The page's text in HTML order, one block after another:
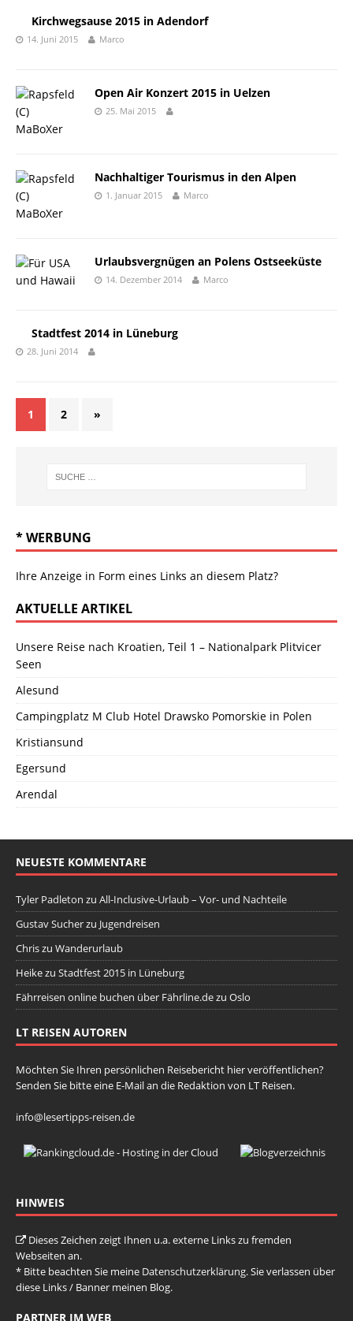
Kirchwegsause 2015 in Adendorf
14. Juni 2015 Marco
Open Air Konzert 2015 in Uelzen
25. Mai 2015
Nachhaltiger Tourismus in den Alpen
1. Januar 2015 Marco
Urlaubsvergnügen an Polens Ostseeküste
14. Dezember 2014 Marco
Stadtfest 2014 in Lüneburg
28. Juni 2014
1 2 »
* WERBUNG
Ihre Anzeige in Form eines Links an diesem Platz?
AKTUELLE ARTIKEL
Unsere Reise nach Kroatien, Teil 1 – Nationalpark Plitvicer
Seen
Alesund
Campingplatz M Club Hotel Drawsko Pomorskie in Polen
Kristiansund
Egersund
Arendal
NEUESTE KOMMENTARE
Tyler Padleton zu All-Inclusive-Urlaub – Vor- und Nachteile
Gustav Sucherzu Jugendreisen
Chriszu Wanderurlaub
Heikezu Stadtfest 2015 in Lüneburg
Fährreisen online buchen über Fährline.dezu Oslo
LT REISEN AUTOREN
Möchten Sie Ihren persönlichen Reisebericht hier veröffentlichen?
Senden Sie bitte eine E-Mail an die Redaktion von LT Reisen.
info@lesertipps-reisen.de
HINWEIS
Dieses Zeichen zeigt Ihnen u.a. externe Links zu fremden
Webseiten an.
* Bitte beachten Sie meine Datenschutzerklärung. Sie verlassen über
diese Links / Banner meinen Blog.
PARTNER IM WEB